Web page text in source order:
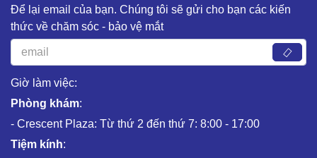
Để lại email của bạn. Chúng tôi sẽ gửi cho bạn các kiến
thức về chăm sóc - bảo vệ mắt
Giờ làm việc:
Phòng khám:
- Crescent Plaza: Từ thứ 2 đến thứ 7: 8:00 - 17:00
Tiệm kính: